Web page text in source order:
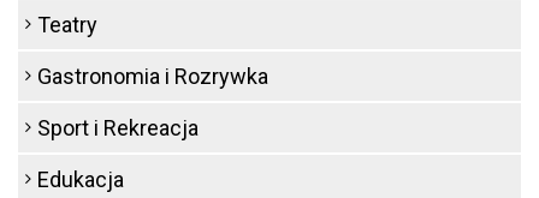
Teatry
Gastronomia i Rozrywka
Sport i Rekreacja
Edukacja